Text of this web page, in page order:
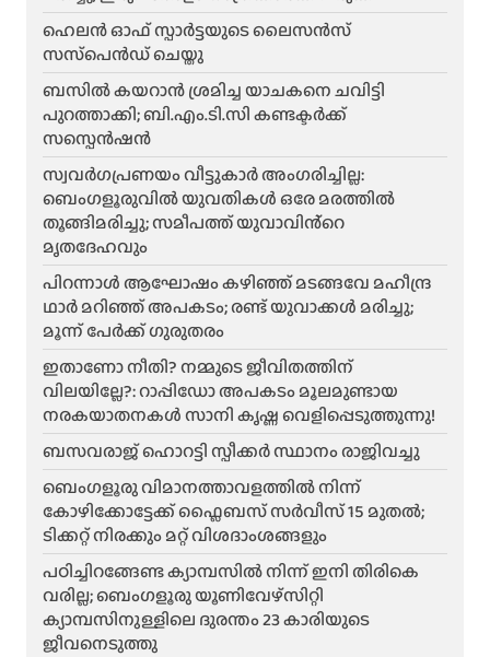
ഹെലന്‍ ഓഫ് സ്പാര്‍ട്ടയുടെ ലൈസന്‍സ്
സസ്‌പെന്‍ഡ് ചെയ്തു
ബസിൽ കയറാൻ ശ്രമിച്ച യാചകനെ ചവിട്ടി
പുറത്താക്കി; ബി.എം.ടി.സി കണ്ടക്ടർക്ക്
സസ്പെൻഷൻ
സ്വവർഗപ്രണയം വീട്ടുകാർ അംഗരിച്ചില്ല:
ബെംഗളൂരുവിൽ യുവതികൾ ഒരേ മരത്തിൽ
തൂങ്ങിമരിച്ചു; സമീപത്ത് യുവാവിൻ്റെ
മൃതദേഹവും
പിറന്നാൾ ആഘോഷം കഴിഞ്ഞ് മടങ്ങവേ മഹീന്ദ്ര
ഥാർ മറിഞ്ഞ് അപകടം; രണ്ട് യുവാക്കൾ മരിച്ചു;
മൂന്ന് പേർക്ക് ഗുരുതരം
ഇതാണോ നീതി? നമ്മുടെ ജീവിതത്തിന്
വിലയില്ലേ?: റാപ്പിഡോ അപകടം മൂലമുണ്ടായ
നരകയാതനകൾ സാനി കൃഷ്ണ വെളിപ്പെടുത്തുന്നു!
ബസവരാജ് ഹൊറട്ടി സ്പീക്കർ സ്ഥാനം രാജിവച്ചു
ബെംഗളൂരു വിമാനത്താവളത്തിൽ നിന്ന്
കോഴിക്കോട്ടേക്ക് ഫ്ലൈബസ് സർവീസ് 15 മുതൽ;
ടിക്കറ്റ് നിരക്കും മറ്റ് വിശദാംശങ്ങളും
പഠിച്ചിറങ്ങേണ്ട ക്യാമ്പസിൽ നിന്ന് ഇനി തിരികെ
വരില്ല; ബെംഗളൂരു യൂണിവേഴ്സിറ്റി
ക്യാമ്പസിനുള്ളിലെ ദുരന്തം 23 കാരിയുടെ
ജീവനെടുത്തു